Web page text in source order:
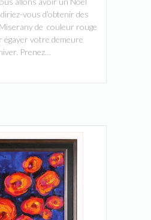
vous d’obtenir des
de couleur rouge
égayer votre demeure
Prenez…